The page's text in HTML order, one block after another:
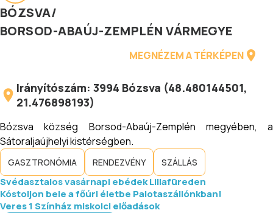
BÓZSVA/
BORSOD-ABAÚJ-ZEMPLÉN VÁRMEGYE
MEGNÉZEM A TÉRKÉPEN
Irányítószám:3994 Bózsva (48.480144501,
21.476898193)
Bózsva község Borsod-Abaúj-Zemplén megyében, a
Sátoraljaújhelyi kistérségben.
GASZTRONÓMIA RENDEZVÉNY SZÁLLÁS
Svédasztalos vasárnapi ebédek Lillafüreden
Kóstoljon bele a főúri életbe Palotaszállónkban!
Veres 1 Színház miskolci előadások